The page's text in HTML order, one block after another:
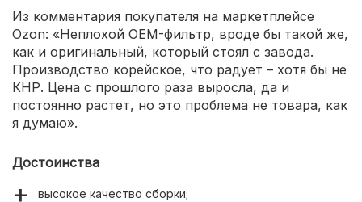
Из комментария покупателя на маркетплейсе
Ozon: «Неплохой OEM-фильтр, вроде бы такой же,
как и оригинальный, который стоял с завода.
Производство корейское, что радует – хотя бы не
КНР. Цена с прошлого раза выросла, да и
постоянно растет, но это проблема не товара, как
я думаю».
Достоинства
высокое качество сборки;